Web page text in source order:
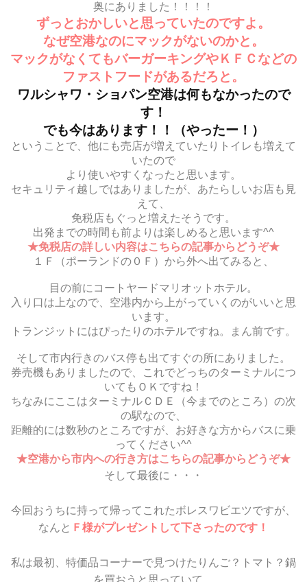
奥にありました！！！！
ずっとおかしいと思っていたのですよ。
なぜ空港なのにマックがないのかと。
マックがなくてもバーガーキングやＫＦＣなどの
ファストフードがあるだろと。
ワルシャワ・ショパン空港は何もなかったので
す！
でも今はあります！！（やったー！）
ということで、他にも売店が増えていたりトイレも増えて
いたので
より使いやすくなったと思います。
セキュリティ越しではありましたが、あたらしいお店も見
えて、
免税店もぐっと増えたそうです。
出発までの時間も前よりは楽しめると思います^^
★免税店の詳しい内容はこちらの記事からどうぞ★
１Ｆ（ポーランドの０Ｆ）から外へ出てみると、
目の前にコートヤードマリオットホテル。
入り口は上なので、空港内から上がっていくのがいいと思
います。
トランジットにはぴったりのホテルですね。まん前です。
そして市内行きのバス停も出てすぐの所にありました。
券売機もありましたので、これでどっちのターミナルにつ
いてもＯＫですね！
ちなみにここはターミナルＣＤＥ（今までのところ）の次
の駅なので、
距離的には数秒のところですが、お好きな方からバスに乗
ってください^^
★空港から市内への行き方はこちらの記事からどうぞ★
そして最後に・・・
今回おうちに持って帰ってこれたボレスワビエツですが、
なんと Ｆ様がプレゼントして下さったのです！
私は最初、特価品コーナーで見つけたりんご？トマト？鍋